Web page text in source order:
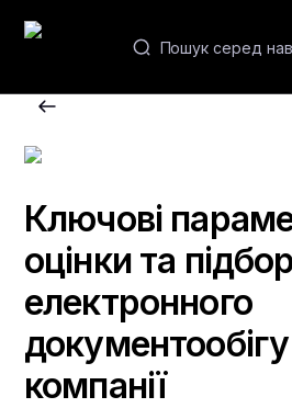
Воркшопи
Академії
Контакти
Ключові
оцінки та
електронного
компанії